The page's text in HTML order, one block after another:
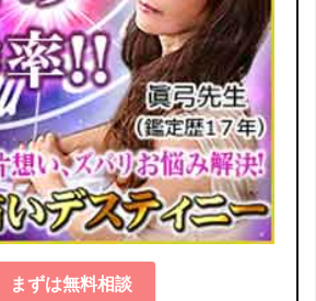
まずは無料相談